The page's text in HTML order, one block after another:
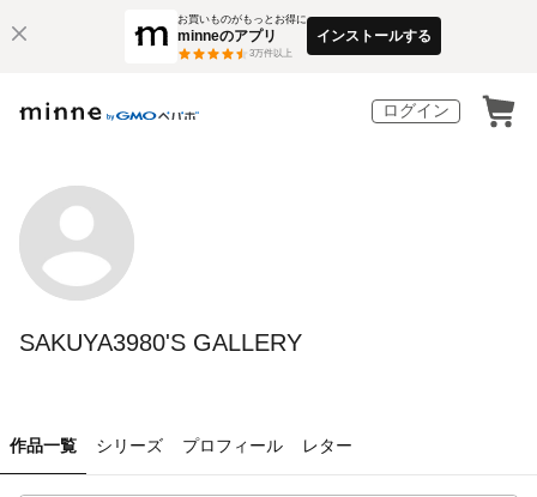
お買いものがもっとお得に
minneのアプリ
3万件以上
インストールする
ログイン
SAKUYA3980'S GALLERY
作品一覧 シリーズ プロフィール レター